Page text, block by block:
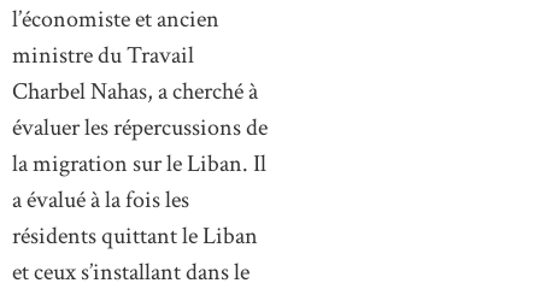
l’économiste et ancien
ministre du Travail
Charbel Nahas, a cherché à
évaluer les répercussions de
la migration sur le Liban. Il
a évalué à la fois les
résidents quittant le Liban
et ceux s’installant dans le